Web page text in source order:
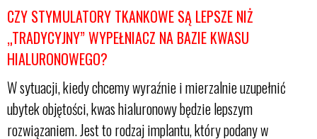
CZY STYMULATORY TKANKOWE SĄ LEPSZE NIŻ
„TRADYCYJNY” WYPEŁNIACZ NA BAZIE KWASU
HIALURONOWEGO?
W sytuacji, kiedy chcemy wyraźnie i mierzalnie uzupełnić
ubytek objętości, kwas hialuronowy będzie lepszym
rozwiązaniem. Jest to rodzaj implantu, który podany w